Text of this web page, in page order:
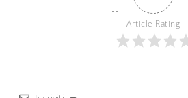
Article Rating